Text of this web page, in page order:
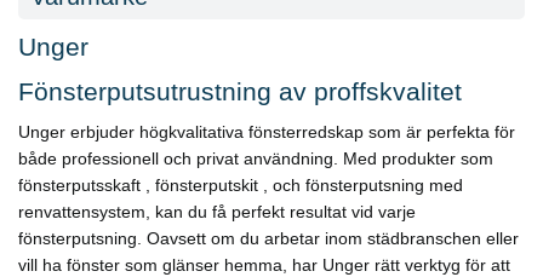
Unger
Fönsterputsutrustning av proffskvalitet
Unger erbjuder högkvalitativa fönsterredskap som är perfekta för
både professionell och privat användning. Med produkter som
fönsterputsskaft , fönsterputskit , och fönsterputsning med
renvattensystem, kan du få perfekt resultat vid varje
fönsterputsning. Oavsett om du arbetar inom städbranschen eller
vill ha fönster som glänser hemma, har Unger rätt verktyg för att